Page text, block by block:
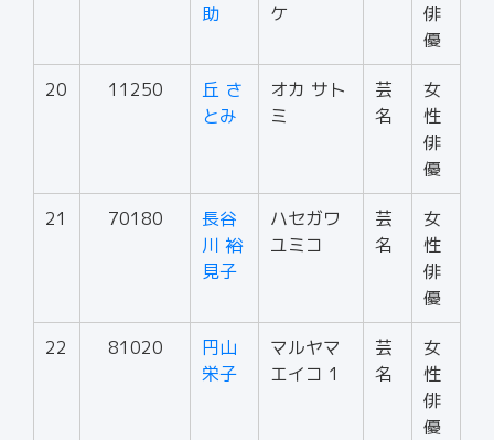
助
ケ
俳
優
20 11250
丘 さ
とみ
オカ サト
ミ
芸
名
女
性
俳
優
21 70180
長谷
川 裕
見子
ハセガワ
ユミコ
芸
名
女
性
俳
優
22 81020
円山
栄子
マルヤマ
エイコ 1
芸
名
女
性
俳
優